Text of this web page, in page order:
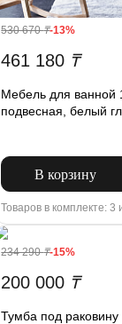
530 670₸-13%
461 180 ₸
Мебель для ванной
подвесная, белый
В корзину
Товаров в комплекте: 3
234 290₸-15%
200 000 ₸
Тумба под